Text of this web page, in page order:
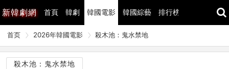
新韓劇網 首頁 韓劇 韓國電影 韓國綜藝 排行榜
首页 2026年韓國電影 殺木池：鬼水禁地
殺木池：鬼水禁地